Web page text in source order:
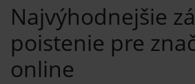
Najvýhodnejšie
poistenie pre
online